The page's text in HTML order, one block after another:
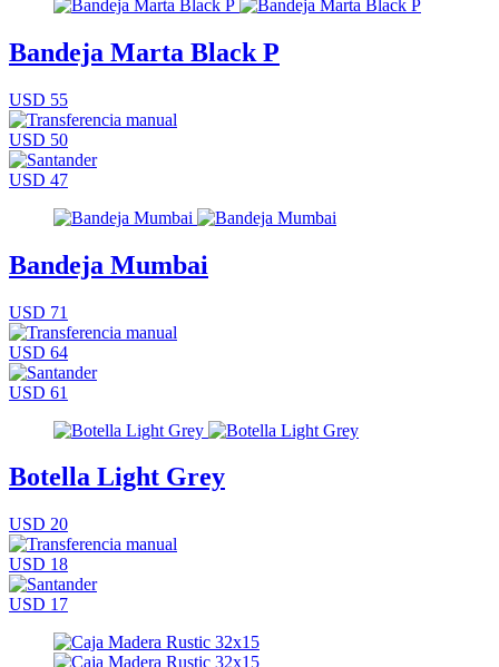
Bandeja Marta Black P
USD 55
USD 50
USD 47
Bandeja Mumbai
USD 71
USD 64
USD 61
Botella Light Grey
USD 20
USD 18
USD 17